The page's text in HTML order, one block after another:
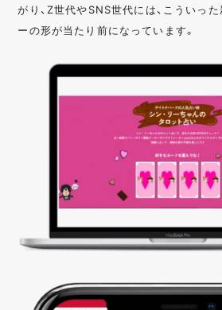
がり、Z世代やSNS世代には、こういっ
ーの形が当たり前になっています。